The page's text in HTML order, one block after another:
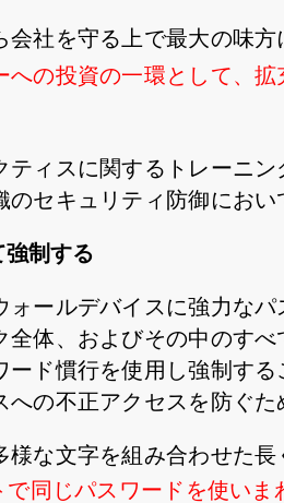
社を守る上で最大の味
への投資の一環として、
ィスに関するトレーニ
セキュリティ防御にお
制する
ールデバイスに強力な
全体、およびその中のす
ド慣行を使用し強制す
の不正アクセスを防ぐた
な文字を組み合わせた
同じパスワードを使いま